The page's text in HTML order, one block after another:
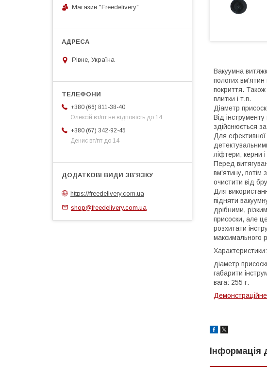
Вакуумна
пологих вм'ятин
покриття.
плитки і т.п.
Діаметр
Від
здійснюється
Для ефективної
ліфтери, керни
Перед
вм'ятину, потім
очистити від
Для
підняти
дрібними,
присоски, але
розхитати
максимального
Характеристики:
діаметр
габарити
вага: 255 г.
Інформація
Магазин "Freedelivery"
Рівне, Україна
+380 (66) 811-38-40
Олексій вт/пт не відповість до 14
+380 (67) 342-92-45
Денис вт/пт до 14
https://freedelivery.com.ua
shop@freedelivery.com.ua